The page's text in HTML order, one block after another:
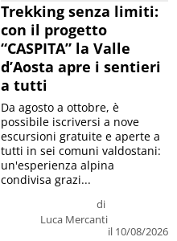
Trekking senza limiti:
con il progetto
“CASPITA” la Valle
d’Aosta apre i sentieri
a tutti
di
Luca Mercanti
il 10/08/2026
Da agosto a ottobre, è
possibile iscriversi a nove
escursioni gratuite e aperte a
tutti in sei comuni valdostani:
un'esperienza alpina
condivisa grazi...